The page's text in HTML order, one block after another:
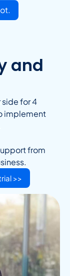
and
for 4
implement
from
>>